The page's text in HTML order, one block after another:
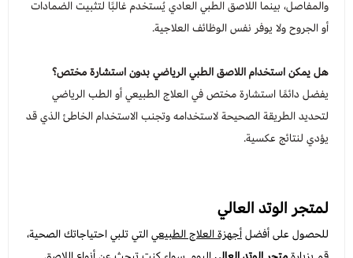
والمفاصل، بينما اللاصق الطبي العادي يُستخدم غالبًا لتثبيت الضمادات
أو الجروح ولا يوفر نفس الوظائف العلاجية.
هل يمكن استخدام اللاصق الطبي الرياضي بدون استشارة مختص؟
يفضل دائمًا استشارة مختص في العلاج الطبيعي أو الطب الرياضي
لتحديد الطريقة الصحيحة لاستخدامه وتجنب الاستخدام الخاطئ الذي قد
يؤدي لنتائج عكسية.
لمتجر الوتد العالي
للحصول على أفضلأجهزة العلاج الطبيعيالتي تلبي احتياجاتك الصحية،